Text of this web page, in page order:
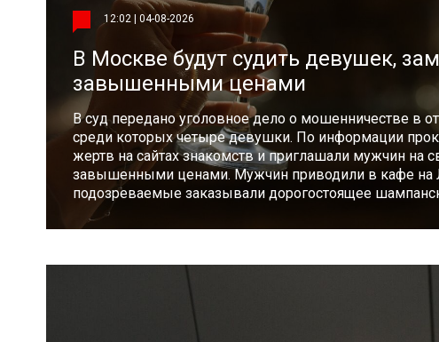
12:02 | 04-08-2026
В Москве будут судить девушек,
завышенными ценами
В суд передано уголовное дело о мошенничестве в
среди которых четыре девушки. По информации
жертв на сайтах знакомств и приглашали мужчин на
завышенными ценами. Мужчин приводили в кафе на
подозреваемые заказывали дорогостоящее